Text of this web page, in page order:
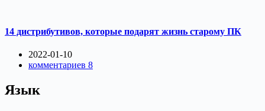
14 дистрибутивов, которые подарят жизнь старому ПК
2022-01-10
комментариев 8
Язык